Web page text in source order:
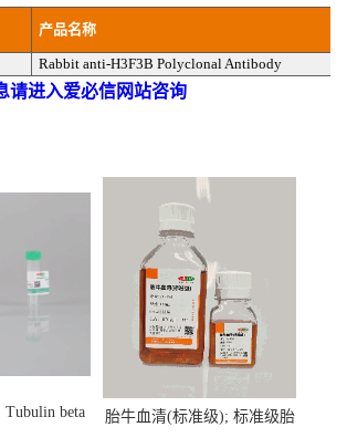
产品名称
Rabbit anti-H3F3B Polyclonal Antibody
请进入爱必信网站咨询
beta
胎牛血清(标准级); 标准级胎